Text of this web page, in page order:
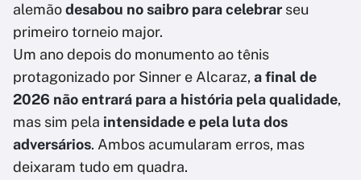
alemãodesabou no saibro para celebrar seu
primeiro torneio major.
Um ano depois do monumento ao tênis
protagonizado por Sinner e Alcaraz, a final de
2026 não entrará para a história pela qualidade,
mas sim pela intensidade e pela luta dos
adversários. Ambos acumularam erros, mas
deixaram tudo em quadra.